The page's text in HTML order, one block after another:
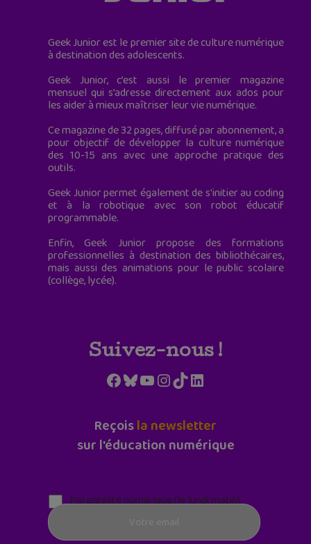
Geek Junior est le premier site de culture numérique
à destination des adolescents.
Geek Junior, c’est aussi le premier magazine
mensuel qui s’adresse directement aux ados pour
les aider à mieux maîtriser leur vie numérique.
Ce magazine de 32 pages, diffusé par abonnement, a
pour objectif de développer la culture numérique
des 10-15 ans avec une approche pratique des
outils.
Geek Junior permet également de s'initier au coding
et à la robotique avec son robot éducatif
programmable.
Enfin, Geek Junior propose des formations
professionnelles à destination des bibliothécaires,
mais aussi des animations pour le public scolaire
(collège, lycée).
Suivez-nous !
Facebook
Bluesky
YouTube
Instagram
TikTokLinkedIn
Reçoisla newsletter
sur l'éducation numérique
Parentalité numérique (le lundi matin)